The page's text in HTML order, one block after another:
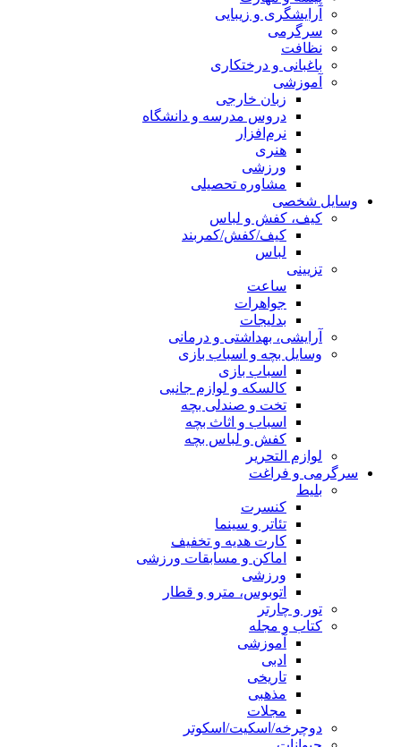
آرایشگری و زیبایی
سرگرمی
نظافت
باغبانی و درختکاری
آموزشی
زبان خارجی
دروس مدرسه و دانشگاه
نرم‌افزار
هنری
ورزشی
مشاوره تحصیلی
وسایل شخصی
کیف، کفش و لباس
کیف/کفش/کمربند
لباس
تزیینی
ساعت
جواهرات
بدلیجات
آرایشی، بهداشتی و درمانی
وسایل بچه و اسباب بازی
اسباب بازی
کالسکه و لوازم جانبی
تخت و صندلی بچه
اسباب و اثاث بچه
کفش و لباس بچه
لوازم التحریر
سرگرمی و فراغت
بلیط
کنسرت
تئاتر و سینما
کارت هدیه و تخفیف
اماکن و مسابقات ورزشی
ورزشی
اتوبوس، مترو و قطار
تور و چارتر
کتاب و مجله
آموزشی
ادبی
تاریخی
مذهبی
مجلات
دوچرخه/اسکیت/اسکوتر